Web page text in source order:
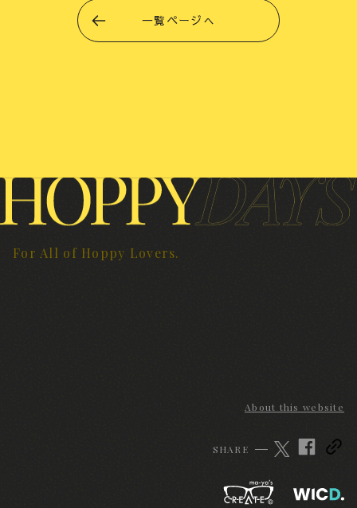
一覧ページへ
For All of Hoppy Lovers.
About this website
SHARE